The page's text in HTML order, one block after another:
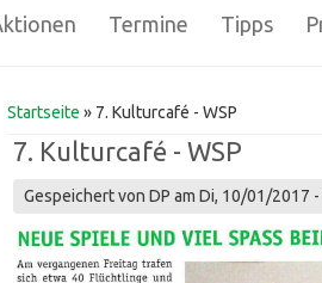
Termine Tipps
Sie sind hier
Startseite » 7. Kulturcafé - WSP
7. Kulturcafé - WSP
Gespeichert von DP am Di, 10/01/2017 -